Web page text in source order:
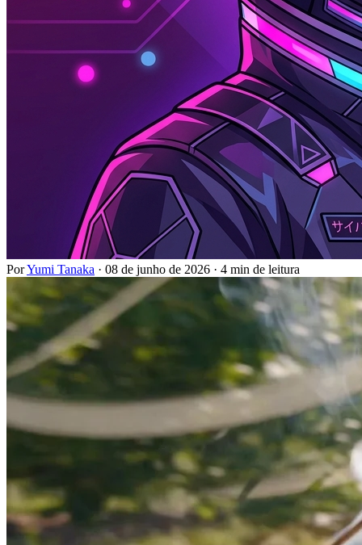
PorYumi Tanaka · 08 de junho de 2026 · 4 min de leitura